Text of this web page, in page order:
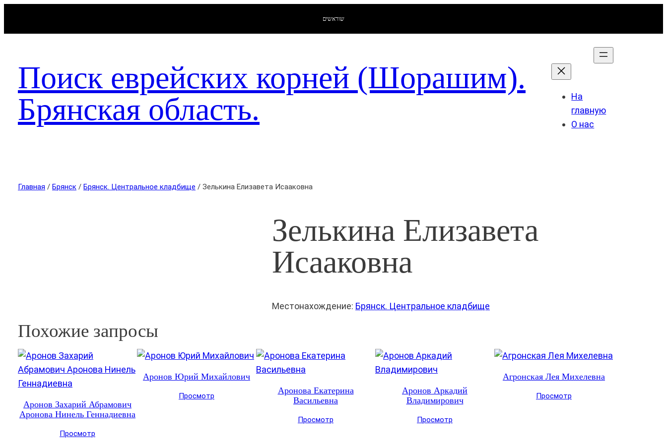
שוראשים
Поиск еврейских корней (Шорашим).
Брянская область.
На
главную
О нас
Главная / Брянск / Брянск. Центральное кладбище / Зелькина Елизавета Исааковна
Зелькина Елизавета
Исааковна
Местонахождение: Брянск. Центральное кладбище
Похожие запросы
Аронов Захарий Абрамович
Аронова Нинель Геннадиевна
Просмотр
Аронов Юрий Михайлович
Просмотр
Аронова Екатерина
Васильевна
Просмотр
Аронов Аркадий
Владимирович
Просмотр
Агронская Лея Михелевна
Просмотр